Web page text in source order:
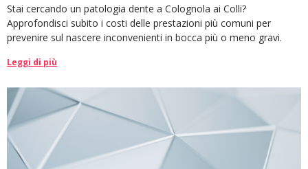
Stai cercando un patologia dente a Colognola ai Colli?
Approfondisci subito i costi delle prestazioni più comuni per
prevenire sul nascere inconvenienti in bocca più o meno gravi.
Leggi di più